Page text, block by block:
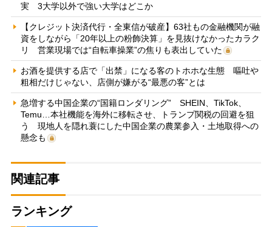
実 3大学以外で強い大学はどこか
【クレジット決済代行・全東信が破産】63社もの金融機関が融
資をしながら「20年以上の粉飾決算」を見抜けなかったカラク
リ 営業現場では“自転車操業”の焦りも表出していた
お酒を提供する店で「出禁」になる客のトホホな生態 嘔吐や
粗相だけじゃない、店側が嫌がる“最悪の客”とは
急増する中国企業の“国籍ロンダリング” SHEIN、TikTok、
Temu…本社機能を海外に移転させ、トランプ関税の回避を狙
う 現地人を隠れ蓑にした中国企業の農業参入・土地取得への
懸念も
関連記事
ランキング